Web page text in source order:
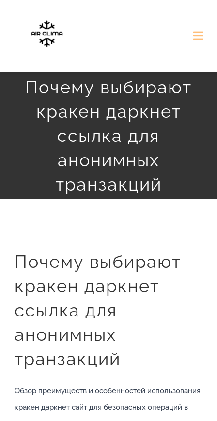
Darmowa Wycena
Почему выбирают
кракен даркнет
ссылка для
анонимных
транзакций
Почему выбирают
кракен даркнет
ссылка для
анонимных
транзакций
Обзор преимуществ и особенностей использования
кракен даркнет сайт для безопасных операций в